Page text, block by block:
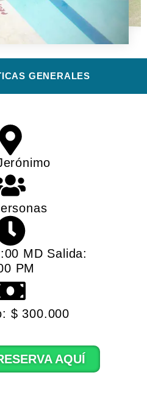
GENERALES​
MD Salida:
PM
$ 300.000
AQUÍ